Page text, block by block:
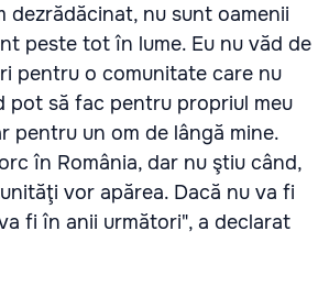
dezrădăcinat, nu sunt oamenii
peste tot în lume. Eu nu văd de
pentru o comunitate care nu
pot să fac pentru propriul meu
pentru un om de lângă mine.
în România, dar nu ştiu când,
vor apărea. Dacă nu va fi
fi în anii următori", a declarat